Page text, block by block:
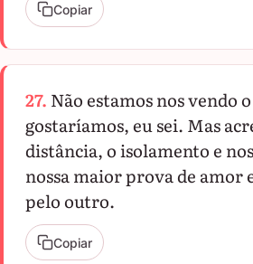
Copiar
27. Não estamos nos vendo
gostaríamos, eu sei. Mas
distância, o isolamento e
nossa maior prova de amor
pelo outro.
Copiar